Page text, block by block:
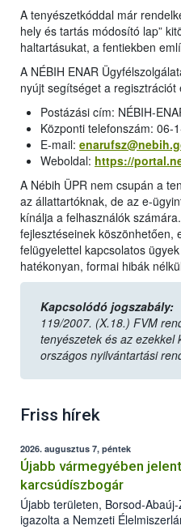
A tenyészetkóddal már
hely és tartás módosító lap”
haltartásukat, a fentiekben
A NÉBIH ENAR
nyújt segítséget a
Postázási cím: NÉBIH-
Központi telefonszám: 06-
E-mail:
Weboldal: https://
A Nébih ÜPR nem csupán a
az állattartóknak, de az e-
kínálja a felhasználók
fejlesztéseinek köszönhetően,
felügyelettel kapcsolatos
hatékonyan, formai hibák
Kapcsolódó jogszabály:
119/2007. (X.18.) FVM
tenyészetek és az ezekkel
országos nyilvántartási
Friss hírek
2026. augusztus 7, péntek
Újabb vármegyében
karcsúdíszbogár
Újabb területen, Borsod-
igazolta a Nemzeti